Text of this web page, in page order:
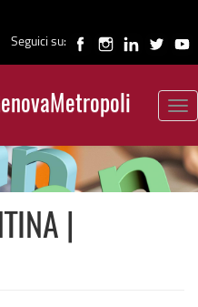
Seguici su:
|